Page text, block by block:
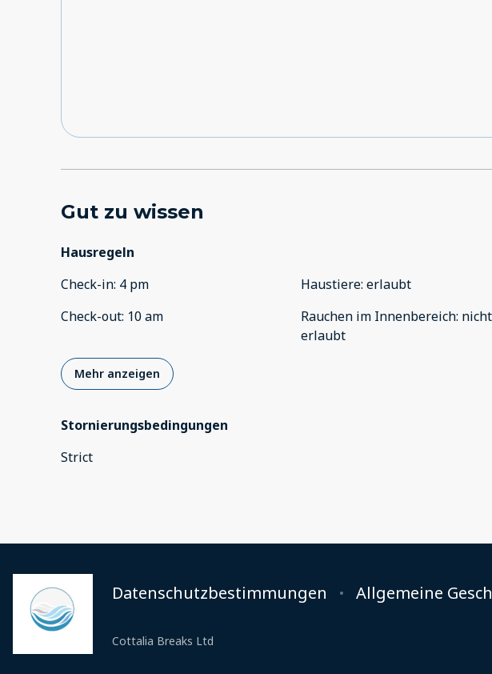
Gut zu wissen
Hausregeln
Check-in: 4 pm
Check-out: 10 am
Haustiere: erlaubt
Rauchen im Innenbereich: nicht
erlaubt
Mehr anzeigen
Stornierungsbedingungen
Strict
Datenschutzbestimmungen Allgemeine
Cottalia Breaks Ltd